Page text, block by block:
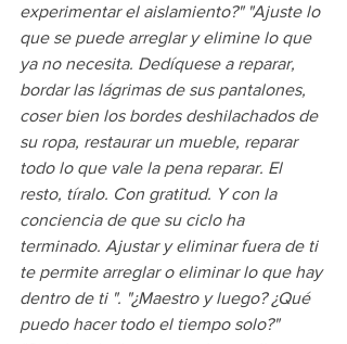
experimentar el aislamiento?" "Ajuste lo
que se puede arreglar y elimine lo que
ya no necesita. Dedíquese a reparar,
bordar las lágrimas de sus pantalones,
coser bien los bordes deshilachados de
su ropa, restaurar un mueble, reparar
todo lo que vale la pena reparar. El
resto, tíralo. Con gratitud. Y con la
conciencia de que su ciclo ha
terminado. Ajustar y eliminar fuera de ti
te permite arreglar o eliminar lo que hay
dentro de ti ". "¿Maestro y luego? ¿Qué
puedo hacer todo el tiempo solo?"